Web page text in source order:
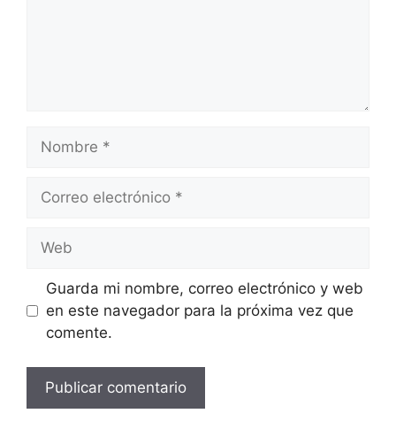
Nombre
Correo
Web
Guarda mi nombre, correo electrónico y web
en este navegador para la próxima vez que
comente.